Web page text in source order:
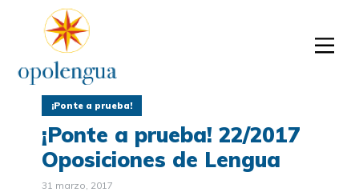
¡Ponte a prueba!
¡Ponte a prueba! 22/2017
Oposiciones de Lengua
31 marzo, 2017